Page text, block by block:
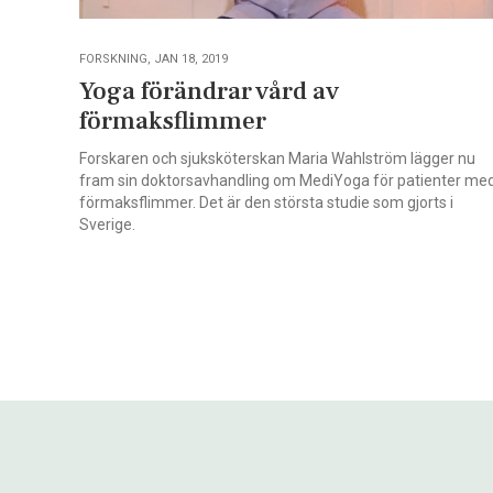
FORSKNING, JAN 18, 2019
Yoga förändrar vård av
förmaksflimmer
Forskaren och sjuksköterskan Maria Wahlström lägger nu
fram sin doktorsavhandling om MediYoga för patienter
förmaksflimmer. Det är den största studie som gjorts i
Sverige.